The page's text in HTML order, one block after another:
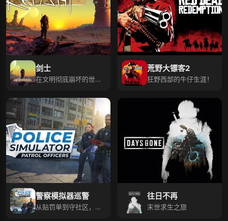
剑士
在文明彻底崩坏的世界
荒野大镖客2
狂野西部的牛仔生涯！
警察模拟器巡警
从贴罚单到守社区，凭
往日不再
末世求生之旅